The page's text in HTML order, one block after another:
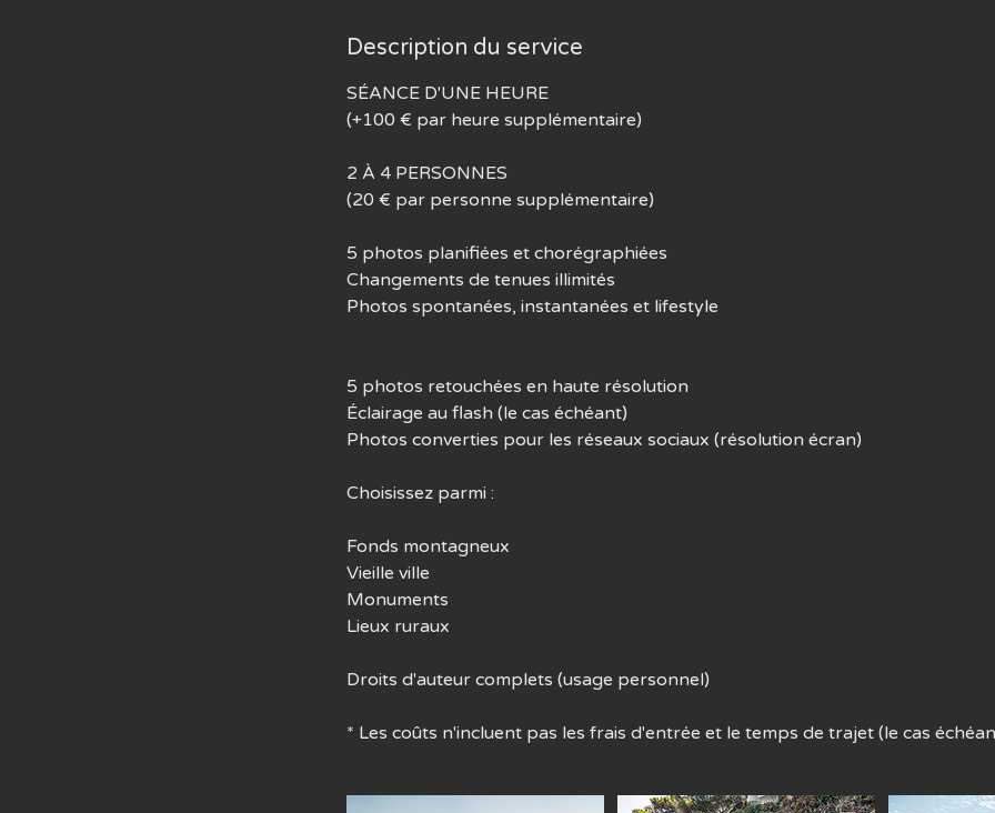
Description du service
SÉANCE D'UNE HEURE
(+100 € par heure supplémentaire)
2 À 4 PERSONNES
(20 € par personne supplémentaire)
5 photos planifiées et chorégraphiées
Changements de tenues illimités
Photos spontanées, instantanées et lifestyle
5 photos retouchées en haute résolution
Éclairage au flash (le cas échéant)
Photos converties pour les réseaux sociaux (résolution écran)
Choisissez parmi :
Fonds montagneux
Vieille ville
Monuments
Lieux ruraux
Droits d'auteur complets (usage personnel)
* Les coûts n'incluent pas les frais d'entrée et le temps de trajet (le cas